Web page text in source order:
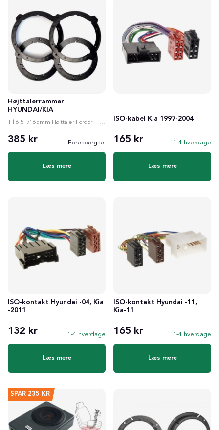
Højttalerrammer
HYUNDAI/KIA
Til 6.5"/165mm Højttaler Fordør + Bagdør
385 kr Forespørgsel
Læs mere
ISO-kabel Kia 1997-2004
165 kr 1-4 hverdage
Læs mere
ISO-kontakt Hyundai -04, Kia
-2011
132 kr 1-4 hverdage
Læs mere
ISO-kontakt Hyundai -11,
Kia-11
165 kr 1-4 hverdage
Læs mere
SPAR 235 KR